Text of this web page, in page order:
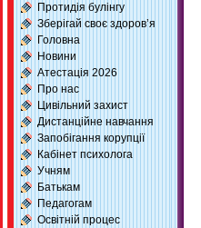
Протидія булінгу
Зберігай своє здоров’я
Головна
Новини
Атестація 2026
Про нас
Цивільний захист
Дистанційне навчання
Запобігання корупції
Кабінет психолога
Учням
Батькам
Педагогам
Освітній процес